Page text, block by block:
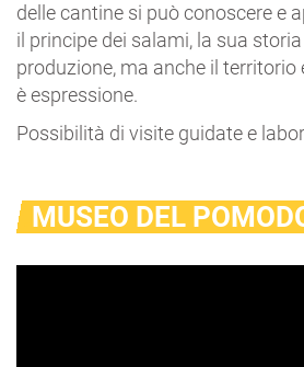
delle cantine si può conoscere e
il principe dei salami, la sua
produzione, ma anche il territorio
è espressione.
Possibilità di visite guidate e
MUSEO DEL